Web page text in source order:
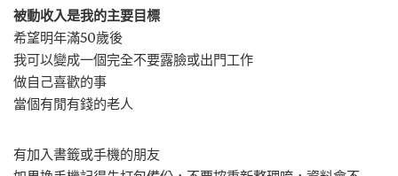
被動收入是我的主要目標
希望明年滿50歲後
我可以變成一個完全不要露臉或出門工作
做自己喜歡的事
當個有閒有錢的老人
有加入書籤或手機的朋友